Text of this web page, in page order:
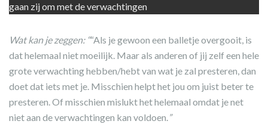
gaan zij om met de verwachtingen
Wat kan je zeggen: ““Als je gewoon een balletje overgooit, is
dat helemaal niet moeilijk. Maar als anderen of jij zelf een hele
grote verwachting hebben/hebt van wat je zal presteren, dan
doet dat iets met je. Misschien helpt het jou om juist beter te
presteren. Of misschien mislukt het helemaal omdat je net
niet aan de verwachtingen kan voldoen.”